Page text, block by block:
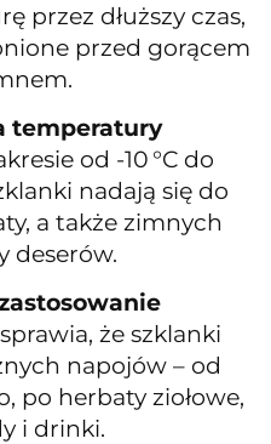
przez dłuższy czas,
przed gorącem
temperatury
od -10 °C do
nadają się do
a także zimnych
deserów.
że szklanki
napojów – od
po herbaty ziołowe,
i drinki.